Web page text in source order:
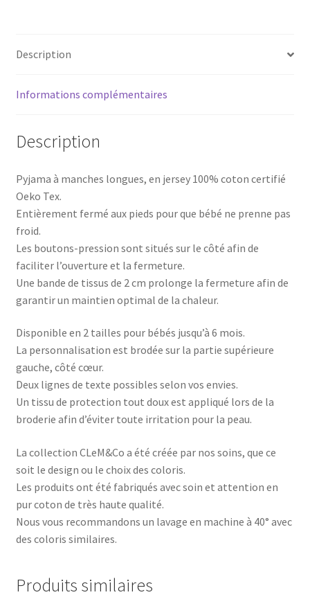
Description
Informations complémentaires
Description
Pyjama à manches longues, en jersey 100% coton certifié
Oeko Tex.
Entièrement fermé aux pieds pour que bébé ne prenne pas
froid.
Les boutons-pression sont situés sur le côté afin de
faciliter l’ouverture et la fermeture.
Une bande de tissus de 2 cm prolonge la fermeture afin de
garantir un maintien optimal de la chaleur.
Disponible en 2 tailles pour bébés jusqu’à 6 mois.
La personnalisation est brodée sur la partie supérieure
gauche, côté cœur.
Deux lignes de texte possibles selon vos envies.
Un tissu de protection tout doux est appliqué lors de la
broderie afin d’éviter toute irritation pour la peau.
La collection CLeM&Co a été créée par nos soins, que ce
soit le design ou le choix des coloris.
Les produits ont été fabriqués avec soin et attention en
pur coton de très haute qualité.
Nous vous recommandons un lavage en machine à 40° avec
des coloris similaires.
Produits similaires